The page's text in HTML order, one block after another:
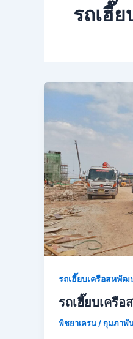
รถเฮี๊
รถเฮี๊ยบเครือสหพัฒ
รถเฮี๊ยบเครื
พิชยาเครน/กุมภาพั